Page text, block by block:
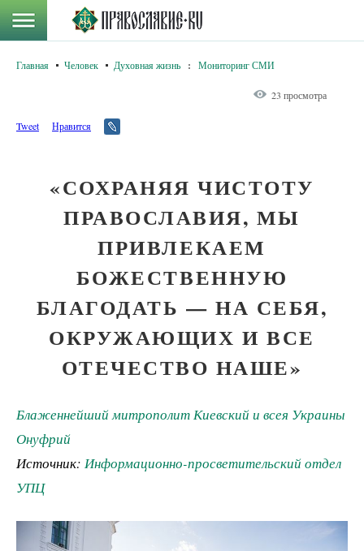
Главная Человек Духовная жизнь : Мониторинг СМИ
23 просмотра
Tweet Нравится
«СОХРАНЯЯ ЧИСТОТУ
ПРАВОСЛАВИЯ, МЫ
ПРИВЛЕКАЕМ
БОЖЕСТВЕННУЮ
БЛАГОДАТЬ — НА СЕБЯ,
ОКРУЖАЮЩИХ И ВСЕ
ОТЕЧЕСТВО НАШЕ»
Блаженнейший митрополит Киевский и всея Украины
Онуфрий
Источник: Информационно-просветительский отдел
УПЦ